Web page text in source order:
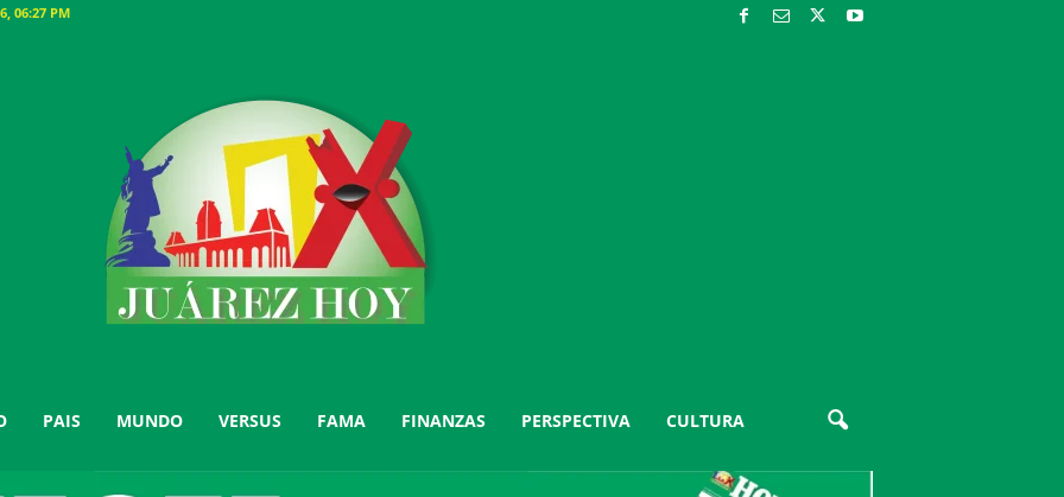
06:27 PM
PAIS MUNDO VERSUS FAMA FINANZAS PERSPECTIVA CULTURA